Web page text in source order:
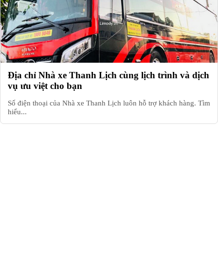
Địa chỉ Nhà xe Thanh Lịch cùng lịch trình và dịch
vụ ưu việt cho bạn
Số điện thoại của Nhà xe Thanh Lịch luôn hỗ trợ khách hàng. Tìm
hiểu...